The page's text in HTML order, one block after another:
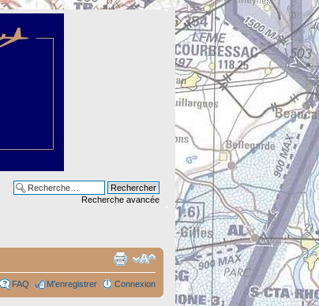
Recherche avancée
FAQ M’enregistrer Connexion